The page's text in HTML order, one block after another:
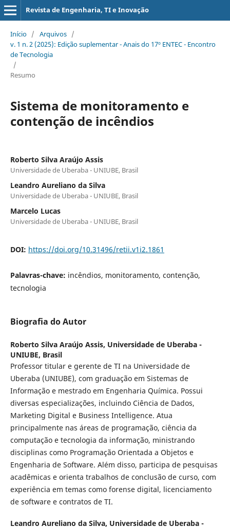
Revista de Engenharia, TI e Inovação
Início / Arquivos /
v. 1 n. 2 (2025): Edição suplementar - Anais do 17º ENTEC - Encontro
de Tecnologia
/
Resumo
Sistema de monitoramento e
contenção de incêndios
Roberto Silva Araújo Assis
Universidade de Uberaba - UNIUBE, Brasil
Leandro Aureliano da Silva
Universidade de Uberaba - UNIUBE, Brasil
Marcelo Lucas
Universidade de Uberaba - UNIUBE, Brasil
DOI: https://doi.org/10.31496/retii.v1i2.1861
Palavras-chave: incêndios, monitoramento, contenção,
tecnologia
Biografia do Autor
Roberto Silva Araújo Assis, Universidade de Uberaba -
UNIUBE, Brasil
Professor titular e gerente de TI na Universidade de
Uberaba (UNIUBE), com graduação em Sistemas de
Informação e mestrado em Engenharia Química. Possui
diversas especializações, incluindo Ciência de Dados,
Marketing Digital e Business Intelligence. Atua
principalmente nas áreas de programação, ciência da
computação e tecnologia da informação, ministrando
disciplinas como Programação Orientada a Objetos e
Engenharia de Software. Além disso, participa de pesquisas
acadêmicas e orienta trabalhos de conclusão de curso, com
experiência em temas como forense digital, licenciamento
de software e contratos de TI.
Leandro Aureliano da Silva, Universidade de Uberaba -